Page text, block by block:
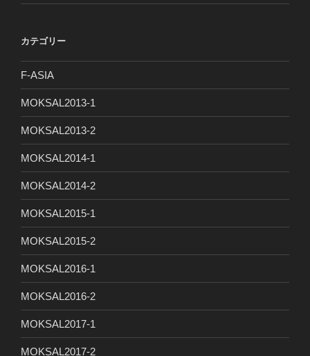
カテゴリー
F-ASIA
MOKSAL2013-1
MOKSAL2013-2
MOKSAL2014-1
MOKSAL2014-2
MOKSAL2015-1
MOKSAL2015-2
MOKSAL2016-1
MOKSAL2016-2
MOKSAL2017-1
MOKSAL2017-2